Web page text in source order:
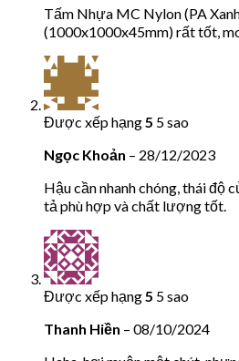
Tấm Nhựa MC Nylon (PA
(1000x1000x45mm) rất tốt,
Được xếp hạng 5 5 sao
Ngọc Khoản – 28/12/2023
Hậu cần nhanh chóng, thái độ
tả phù hợp và chất lượng tốt.
Được xếp hạng 5 5 sao
Thanh Hiền – 08/10/2024